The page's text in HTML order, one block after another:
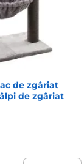
un spațiu închis
husă
rezistentă
rezistentă
respinge
la 30 de grade),
câine de
și moale
de zgâriat
de zgâriat